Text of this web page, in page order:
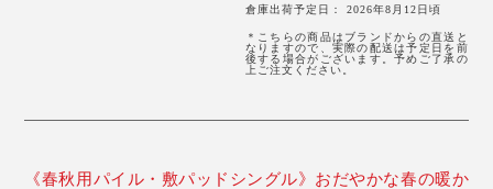
倉庫出荷予定日： 2026年8月12日頃
＊こちらの商品はブランドからの直送と
なりますので、実際の配送は予定日を前
後する場合がございます。予めご了承の
上ご注文ください。
《春秋用パイル・敷パッドシングル》おだやかな春の暖か